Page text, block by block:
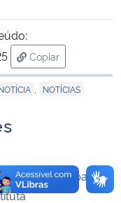
Copiar
para área de
NOTÍCIAS
da Consulta para